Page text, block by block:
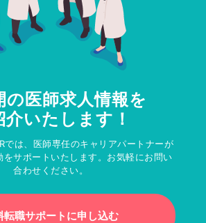
の医師求人情報を
介いたします！
では、医師専任のキャリアパートナーが
をサポートいたします。お気軽にお問い
合わせください。
転職サポートに申し込む